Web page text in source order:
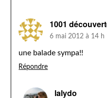
1001
6 mai 2012 à 14 h
une balade sympa!!
Répondre
lalydo